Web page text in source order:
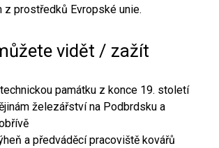
z prostředků Evropské unie.
vidět / zažít
památku z konce 19. století
železářství na Podbrdsku a
a předváděcí pracoviště kovářů